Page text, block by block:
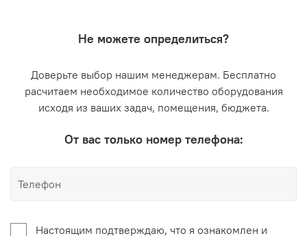
Не можете определиться?
Доверьте выбор нашим менеджерам. Бесплатно
расчитаем необходимое количество оборудования
исходя из ваших задач, помещения, бюджета.
От вас только номер телефона:
Настоящим подтверждаю, что я ознакомлен и